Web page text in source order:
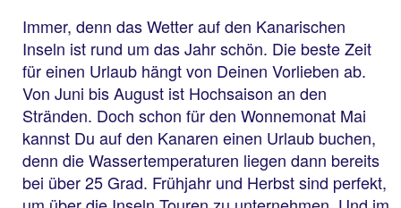
Immer, denn das Wetter auf den Kanarischen
Inseln ist rund um das Jahr schön. Die beste Zeit
für einen Urlaub hängt von Deinen Vorlieben ab.
Von Juni bis August ist Hochsaison an den
Stränden. Doch schon für den Wonnemonat Mai
kannst Du auf den Kanaren einen Urlaub buchen,
denn die Wassertemperaturen liegen dann bereits
bei über 25 Grad. Frühjahr und Herbst sind perfekt,